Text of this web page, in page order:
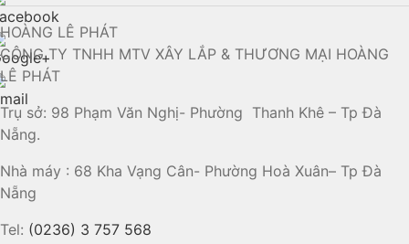
HOÀNG LÊ PHÁT
CÔNG TY TNHH MTV XÂY LẮP & THƯƠNG MẠI HOÀNG
LÊ PHÁT
Trụ sở: 98 Phạm Văn Nghị- Phường Thanh Khê – Tp Đà
Nẵng.
Nhà máy : 68 Kha Vạng Cân- Phường Hoà Xuân– Tp Đà
Nẵng
Tel: (0236) 3 757 568